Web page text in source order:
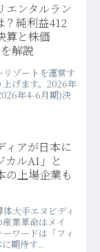
エンタルラン
？純利益412
算と株価
解説
リゾートを運営す
げます。2026年
年4-6月期)決
ィアが日本に
カルAI」と
の上場企業も
大手エヌビディ
業革命はメイ
ワードは「フィ
期待す...